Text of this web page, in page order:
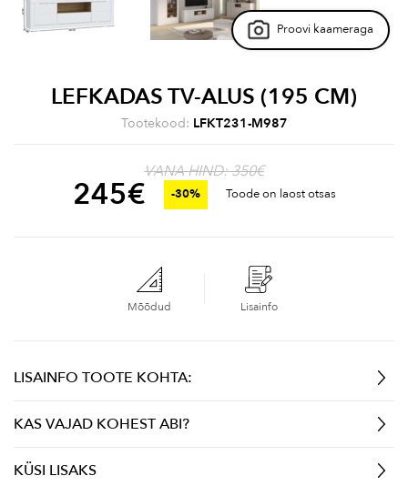
Proovi kaameraga
LEFKADAS TV-ALUS (195 CM)
Tootekood: LFKT231-M987
VANA HIND: 350€
245€ -30% Toode on laost otsas
Mõõdud Lisainfo
LISAINFO TOOTE KOHTA:
KAS VAJAD KOHEST ABI?
KÜSI LISAKS